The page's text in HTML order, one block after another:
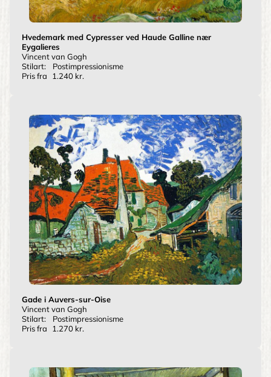
Hvedemark med Cypresser ved Haude Galline nær
Eygalieres
Vincent van Gogh
Stilart:
Postimpressionisme
Pris fra
1.240 kr.
Gade i Auvers-sur-Oise
Vincent van Gogh
Stilart:
Postimpressionisme
Pris fra
1.270 kr.